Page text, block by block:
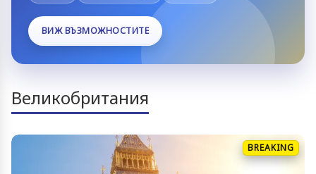
ВИЖ ВЪЗМОЖНОСТИТЕ
Великобритания
BREAKING